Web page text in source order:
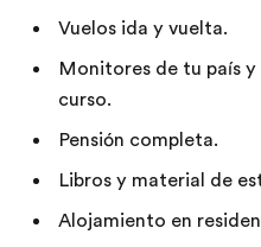
Vuelos ida y vuelta.
Monitores de tu país
curso.
Pensión completa.
Libros y material de
Alojamiento en